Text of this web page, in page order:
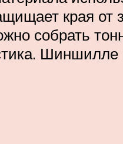
края от
собрать